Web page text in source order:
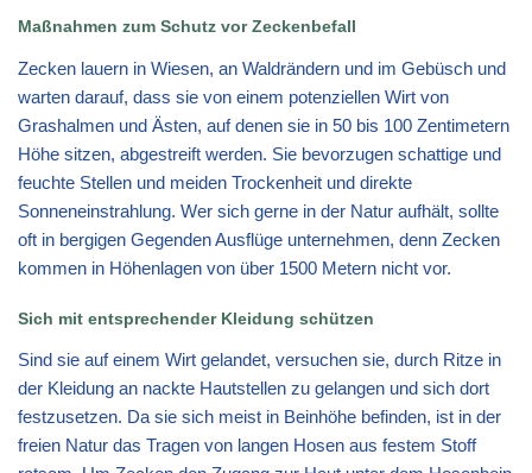
Maßnahmen zum Schutz vor Zeckenbefall
Zecken lauern in Wiesen, an Waldrändern und im Gebüsch und
warten darauf, dass sie von einem potenziellen Wirt von
Grashalmen und Ästen, auf denen sie in 50 bis 100 Zentimetern
Höhe sitzen, abgestreift werden. Sie bevorzugen schattige und
feuchte Stellen und meiden Trockenheit und direkte
Sonneneinstrahlung. Wer sich gerne in der Natur aufhält, sollte
oft in bergigen Gegenden Ausflüge unternehmen, denn Zecken
kommen in Höhenlagen von über 1500 Metern nicht vor.
Sich mit entsprechender Kleidung schützen
Sind sie auf einem Wirt gelandet, versuchen sie, durch Ritze in
der Kleidung an nackte Hautstellen zu gelangen und sich dort
festzusetzen. Da sie sich meist in Beinhöhe befinden, ist in der
freien Natur das Tragen von langen Hosen aus festem Stoff